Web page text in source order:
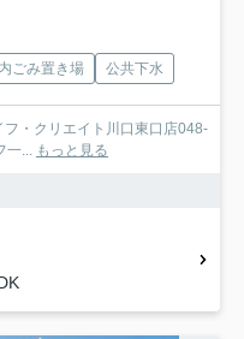
ごみ置き場 公共下水
・クリエイト川口東口店048-
一... もっと見る